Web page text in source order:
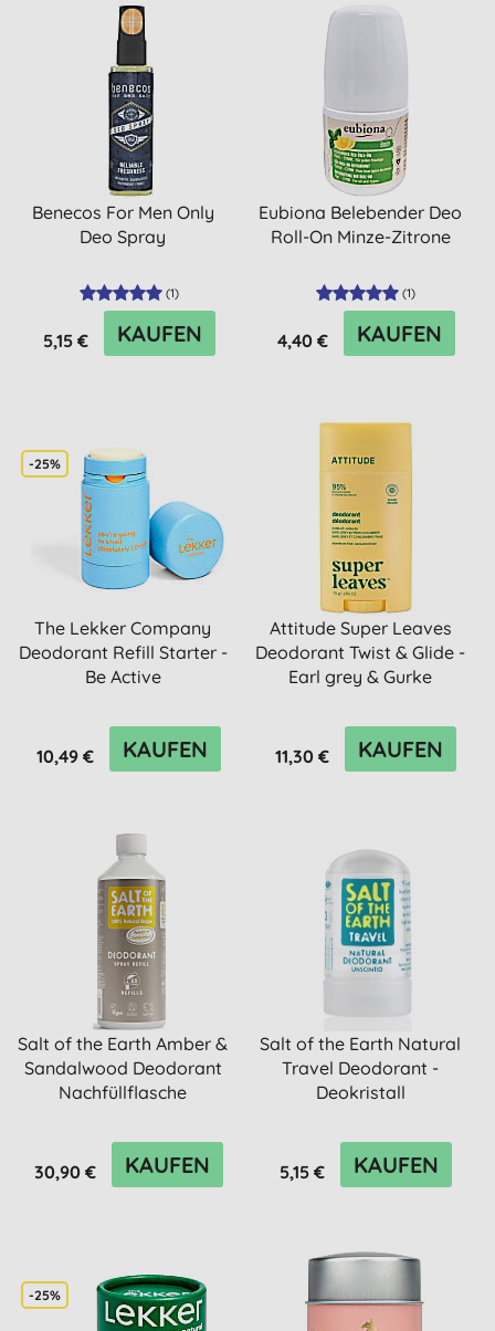
Benecos For Men Only
Deo Spray
(1)
5,15 € KAUFEN
Eubiona Belebender Deo
Roll-On Minze-Zitrone
(1)
4,40 € KAUFEN
-25%
The Lekker Company
Deodorant Refill Starter -
Be Active
10,49 € KAUFEN
Attitude Super Leaves
Deodorant Twist & Glide -
Earl grey & Gurke
11,30 € KAUFEN
Salt of the Earth Amber &
Sandalwood Deodorant
Nachfüllflasche
30,90 € KAUFEN
Salt of the Earth Natural
Travel Deodorant -
Deokristall
5,15 € KAUFEN
-25%